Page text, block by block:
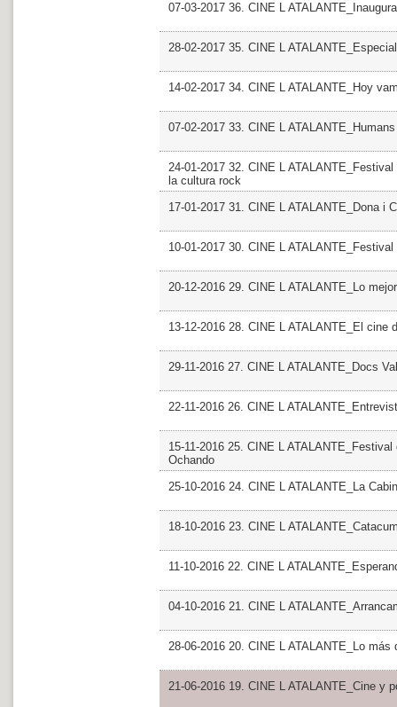
07-03-2017 36. CINE L
28-02-2017 35. CINE L
14-02-2017 34. CINE L ATALANTE_Hoy
07-02-2017 33. CINE L
24-01-2017 32. CINE L
la cultura rock
17-01-2017 31. CINE L ATALANTE_Dona i
10-01-2017 30. CINE L
20-12-2016 29. CINE L ATALANTE_Lo
13-12-2016 28. CINE L ATALANTE_El cine
29-11-2016 27. CINE L ATALANTE_Docs
22-11-2016 26. CINE L
15-11-2016 25. CINE L
Ochando
25-10-2016 24. CINE L ATALANTE_La
18-10-2016 23. CINE L
11-10-2016 22. CINE L
04-10-2016 21. CINE L
28-06-2016 20. CINE L ATALANTE_Lo más
21-06-2016 19. CINE L ATALANTE_Cine y